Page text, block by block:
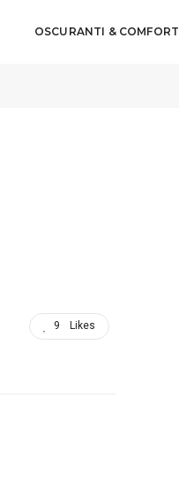
OSCURANTI & COMFORT
9 Likes